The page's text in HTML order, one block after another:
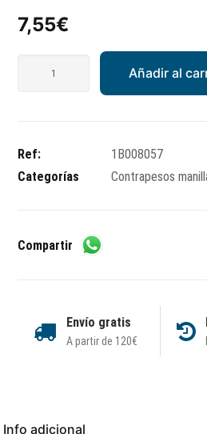
7,55€
300/400
cantidad
Añadir al
Ref:
1B008057
Categorías
Contrapesos
Compartir
Envío gratis
A partir de 120€
Info adicional